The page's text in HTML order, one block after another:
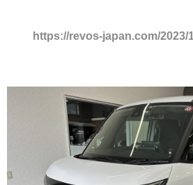
https://revos-japan.com/2023/